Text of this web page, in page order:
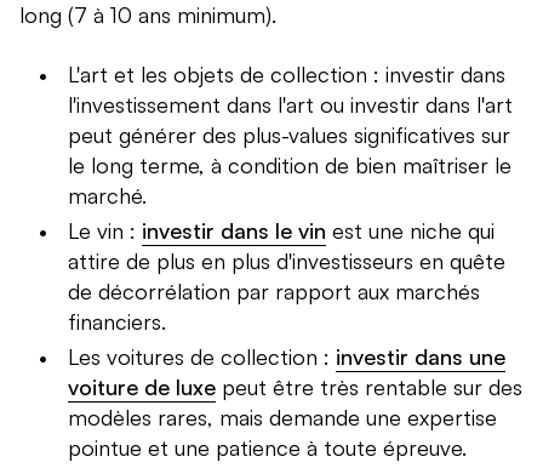
long (7 à 10 ans minimum).
L'art et les objets de collection : investir dans
l'investissement dans l'art ou investir dans l'art
peut générer des plus-values significatives sur
le long terme, à condition de bien maîtriser le
marché.
Le vin : investir dans le vin est une niche qui
attire de plus en plus d'investisseurs en quête
de décorrélation par rapport aux marchés
financiers.
Les voitures de collection : investir dans une
voiture de luxe peut être très rentable sur des
modèles rares, mais demande une expertise
pointue et une patience à toute épreuve.